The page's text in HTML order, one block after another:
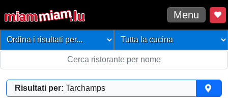
Menu
Risultati per: Tarchamps